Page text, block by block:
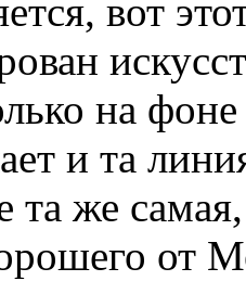
вот
на
и та
та же
от